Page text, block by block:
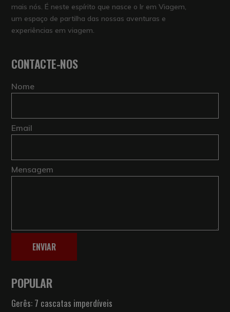
mais nós. É neste espírito que nasce o Ir em Viagem,
um espaço de partilha das nossas aventuras e
experiências em viagem.
CONTACTE-NOS
Nome
Email
Mensagem
ENVIAR
POPULAR
Gerês: 7 cascatas imperdíveis